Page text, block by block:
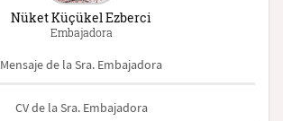
Nüket Küçükel Ezberci
Embajadora
Mensaje de la Sra. Embajadora
CV de la Sra. Embajadora